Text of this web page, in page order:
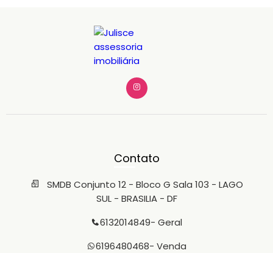
Contato
SMDB Conjunto 12 - Bloco G Sala 103 - LAGO
SUL - BRASILIA - DF
6132014849- Geral
6196480468- Venda